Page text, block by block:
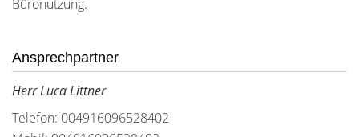
Büronutzung.
Ansprechpartner
Herr Luca Littner
Telefon: 004916096528402